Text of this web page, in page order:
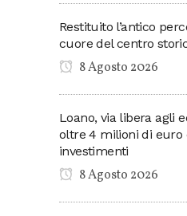
Restituito l’antico
cuore del centro
8 Agosto 2026
Loano, via libera agli
oltre 4 milioni di euro
investimenti
8 Agosto 2026